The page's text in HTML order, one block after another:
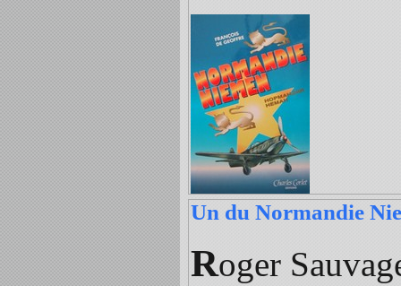
Un du Normandie
Roger